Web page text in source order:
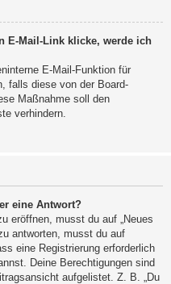
E-Mail-Link klicke, werde ich
E-Mail-Funktion für
falls diese von der Board-
Maßnahme soll den
verhindern.
eine Antwort?
eröffnen, musst du auf „Neues
antworten, musst du auf
eine Registrierung erforderlich
Deine Berechtigungen sind
aufgelistet. Z. B. „Du